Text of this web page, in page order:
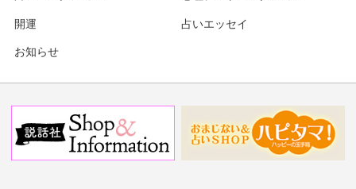
開運 占いエッセイ
お知らせ